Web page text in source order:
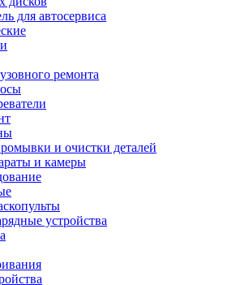
для автосервиса
ремонта
и очистки деталей
и камеры
устройства